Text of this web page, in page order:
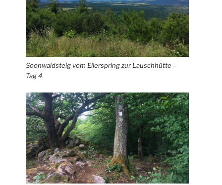
Soonwaldsteig vom Ellerspring zur Lauschhütte –
Tag 4